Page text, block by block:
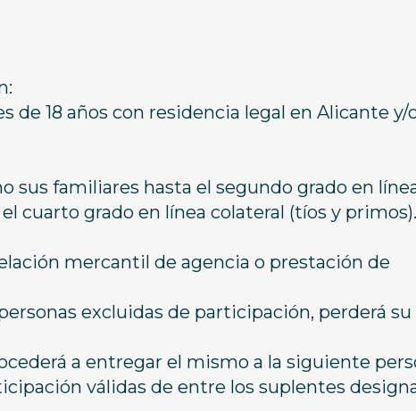
de 18 años con residencia legal en Alicante y/
sus familiares hasta el segundo grado en
cuarto grado en línea colateral (tíos y primos).
mercantil de agencia o prestación de
excluidas de participación, perderá su
a entregar el mismo a la siguiente
válidas de entre los suplentes